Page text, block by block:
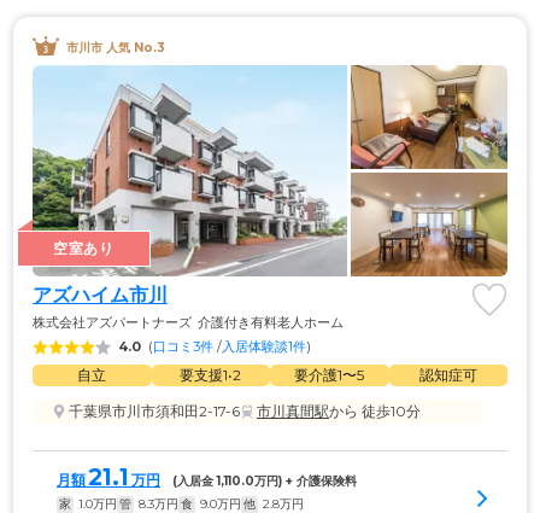
市川市 人気 No.3
空室あり
アズハイム市川
株式会社アズパートナーズ 介護付き有料老人ホーム
4.0 (口コミ3件 /入居体験談1件)
自立 要支援1•2 要介護1〜5
認知症可
千葉県市川市須和田2-17-6
市川真間駅から 徒歩10分
月額21.1 万円 (入居金 1,110.0万円) + 介護保険料
家 1.0万円 管 8.3万円 食 9.0万円 他 2.8万円